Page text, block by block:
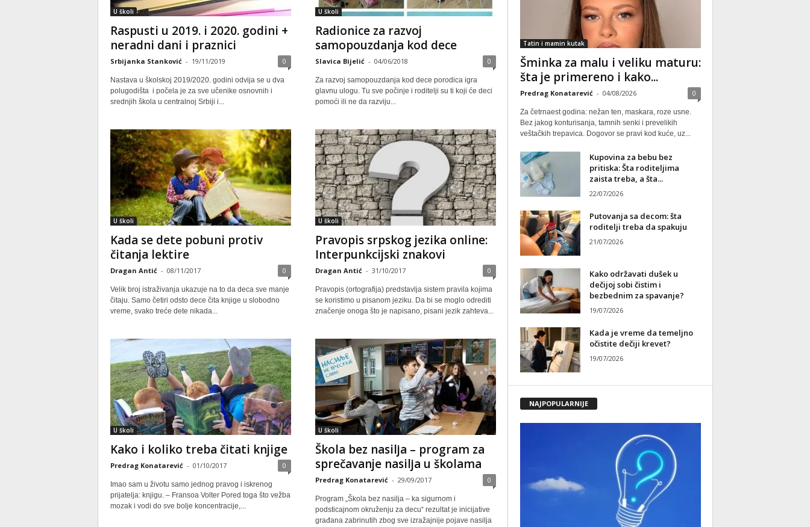
U školi
Raspusti u 2019. i 2020. godini +
neradni dani i praznici
Srbijanka Stanković - 19/11/2019 0
Nastava u školskoj 2019/2020. godini odvija se u dva
polugodišta i počela je za sve učenike osnovnih i
srednjih škola u centralnoj Srbiji i...
U školi
Radionice za razvoj
samopouzdanja kod dece
Slavica Bijelić - 04/06/2018 0
Za razvoj samopouzdanja kod dece porodica igra
glavnu ulogu. Tu sve počinje i roditelji su ti koji će deci
pomoći ili ne da razviju...
U školi
Kada se dete pobuni protiv
čitanja lektire
Dragan Antić - 08/11/2017 0
Velik broj istraživanja ukazuje na to da deca sve manje
čitaju. Samo četiri odsto dece čita knjige u slobodno
vreme, svako treće dete nikada...
U školi
Pravopis srpskog jezika online:
Interpunkcijski znakovi
Dragan Antić - 31/10/2017 0
Pravopis (ortografija) predstavlja sistem pravila kojima
se koristimo u pisanom jeziku. Da bi se moglo odrediti
značenje onoga što je napisano, pisani jezik zahteva...
U školi
Kako i koliko treba čitati knjige
Predrag Konatarević - 01/10/2017 0
Imao sam u životu samo jednog pravog i iskrenog
prijatelja: knjigu. – Fransoa Volter Pored toga što vežba
mozak i vodi do sve bolje koncentracije,...
U školi
Škola bez nasilјa – program za
sprečavanje nasilјa u školama
Predrag Konatarević - 29/09/2017 0
Program „Škola bez nasilјa – ka sigurnom i
podsticajnom okruženju za decu“ rezultat je inicijative
građana zabrinutih zbog sve izražajnije pojave nasilјa
Tatin i mamin kutak
Šminka za malu i veliku maturu:
šta je primereno i kako...
Predrag Konatarević - 04/08/2026 0
Za četrnaest godina: nežan ten, maskara, roze usne.
Bez jakog konturisanja, tamnih senki i prevelikih
veštačkih trepavica. Dogovor se pravi kod kuće, uz...
Kupovina za bebu bez
pritiska: Šta roditeljima
zaista treba, a šta...
22/07/2026
Putovanja sa decom: šta
roditelji treba da spakuju
21/07/2026
Kako održavati dušek u
dečijoj sobi čistim i
bezbednim za spavanje?
19/07/2026
Kada je vreme da temeljno
očistite dečiji krevet?
19/07/2026
NAJPOPULARNIJE